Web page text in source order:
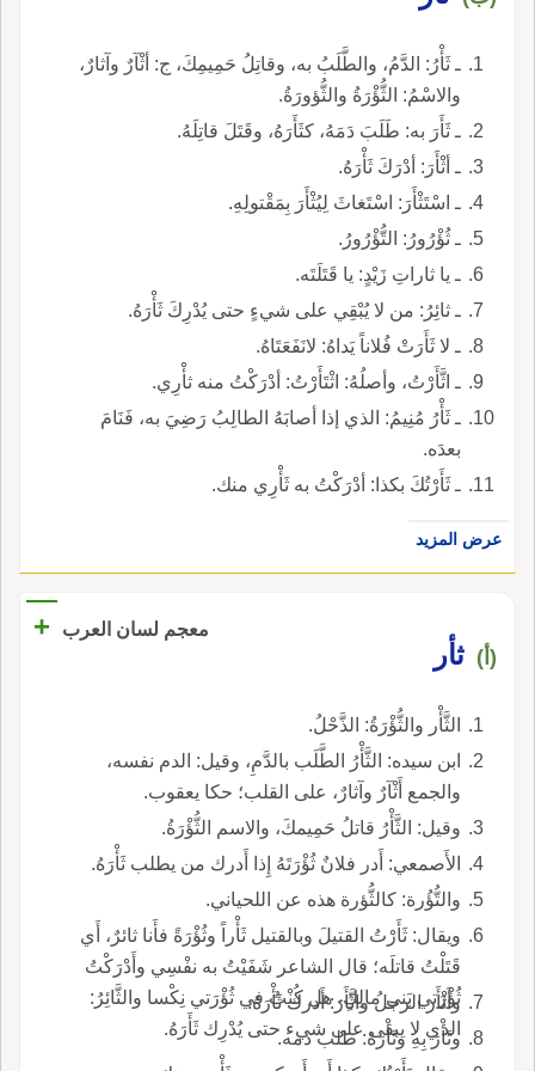
ـ ثَأْرُ: الدَّمُ، والطَّلَبُ به، وقاتِلُ حَمِيمِكَ، ج: أثْآرٌ وآثارٌ،
والاسْمُ: الثُّؤْرَةُ والثُّؤورَةُ.
ـ ثَأَرَ به: طَلَبَ دَمَهُ، كثَأَرَهُ، وقَتَلَ قاتِلَهُ.
ـ أثْأَرَ: أدْرَكَ ثَأْرَهُ.
ـ اسْتَثْأَرَ: اسْتَغاثَ لِيُثْأَرَ بِمَقْتولِهِ.
ـ ثُؤْرُورُ: التُّؤْرُورُ.
ـ يا ثاراتِ زَيْدٍ: يا قَتَلَتَه.
ـ ثائِرُ: من لا يُبْقِي على شيءٍ حتى يُدْرِكَ ثَأْرَهُ.
ـ لا ثَأَرَتْ فُلاناً يَداهُ: لانَفَعَتَاهُ.
ـ اثَّأَرْتُ، وأصلُهُ: اثْتَأَرْتُ: أدْرَكْتُ منه ثأْرِي.
ـ ثَأْرُ مُنِيمُ: الذي إذا أصابَهُ الطالِبُ رَضِيَ به، فَنَامَ
بعدَه.
ـ ثَأَرْتُكَ بكذا: أدْرَكْتُ به ثَأْرِي منك.
عرض المزيد
معجم لسان العرب +
(أ) ثأر
الثَّأْر والثُّؤْرَةُ: الذَّحْلُ.
ابن سيده: الثَّأْرُ الطَّلَب بالدَّمِ، وقيل: الدم نفسه،
والجمع أَثْآرٌ وآثارٌ، على القلب؛ حكا يعقوب.
وقيل: الثَّأْرُ قاتلُ حَمِيمكَ، والاسم الثُّؤْرَةُ.
الأَصمعي: أَدر فلانٌ ثُؤْرَتَهُ إِذا أَدرك من يطلب ثَأْرَهُ.
والتُّؤُرة: كالثُّؤرة هذه عن اللحياني.
ويقال: ثَأَرْتُ القتيلَ وبالقتيل ثَأْراً وثُؤْرَةً فأَنا ثائرٌ، أَي
قَتَلْتُ قاتلَه؛ قال الشاعر شَفَيْتُ به نفْسِي وأَدْرَكْتُ
ثُؤْرَتي بَني مالِكٍ، هل كُنْتُ في ثُؤْرَتي نِكْسا والثَّائِرُ:
الذي لا يبقى على شيء حتى يُدْرِك ثَأَرَهُ.
وأَثْأَر الرجلُ واثَّأَرَ: أَدرك ثَأْرَهُ.
وثَأْرَ بِهِ وثَأْرَهْ: طلب دمه.